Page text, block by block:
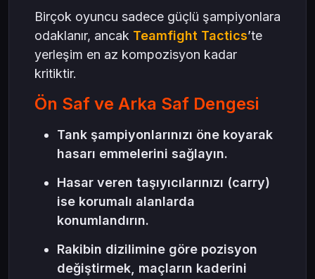
Birçok oyuncu sadece güçlü şampiyonlara
odaklanır, ancak Teamfight Tactics’te
yerleşim en az kompozisyon kadar
kritiktir.
Ön Saf ve Arka Saf Dengesi
Tank şampiyonlarınızı öne koyarak
hasarı emmelerini sağlayın.
Hasar veren taşıyıcılarınızı (carry)
ise korumalı alanlarda
konumlandırın.
Rakibin dizilimine göre pozisyon
değiştirmek, maçların kaderini